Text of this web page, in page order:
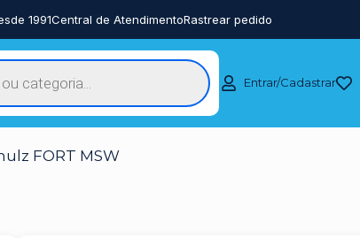
1991Central de AtendimentoRastrear pedido
Entrar/Cadastrar
FORT MSW